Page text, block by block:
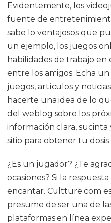
Evidentemente, los
fuente de
sabe lo ventajosos que
un ejemplo, los juegos
habilidades de trabajo en
entre los amigos. Echa
juegos, artículos y
hacerte una idea de lo
del weblog sobre los
información clara, sucinta
sitio para obtener tu
¿Es un jugador? ¿Te
ocasiones? Si la
encantar. Cultture.com
presume de ser una de
plataformas en línea